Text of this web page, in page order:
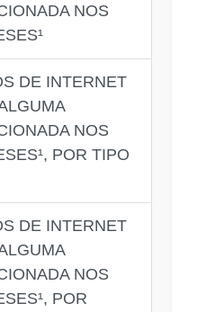
NOS
DE INTERNET
NOS
POR TIPO
DE INTERNET
NOS
POR